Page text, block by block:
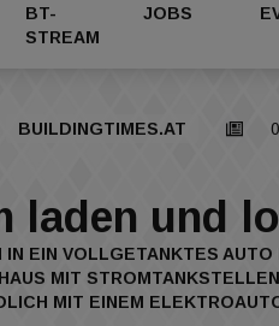
BT-
STREAM
JOBS
BUILDINGTIMES.AT
laden und
IN EIN VOLLGETANKTES
MIT
MIT EINEM